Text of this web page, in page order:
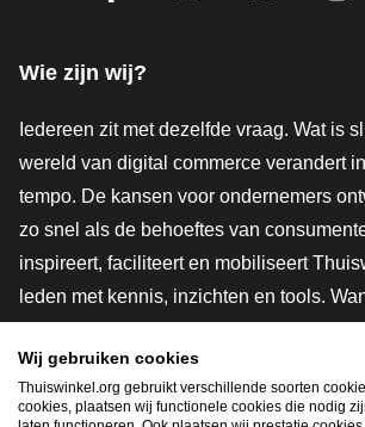
Wie zijn wij?
Iedereen zit met dezelfde vraag. Wat is
wereld van digital commerce verandert
tempo. De kansen voor ondernemers
zo snel als de behoeftes van
inspireert, faciliteert en mobiliseert
leden met kennis, inzichten en tools.
innovatievere toekomst. Dus groei ook
shoppen slimmer.
Wij gebruiken cookies
Thuiswinkel.org gebruikt verschillende soorten
cookies, plaatsen wij functionele cookies die nodig